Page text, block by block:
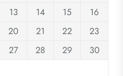
13 14 15
16
20 21 22
23
27 28 29
30